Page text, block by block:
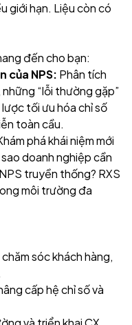
giới hạn. Liệu còn có
đến cho bạn:
của NPS: Phân tích
“lỗi thường gặp”
tối ưu hóa chỉ số
toàn cầu.
phá khái niệm mới
doanh nghiệp cần
truyền thống? RXS
môi trường đa
sóc khách hàng,
cấp hệ chỉ số và